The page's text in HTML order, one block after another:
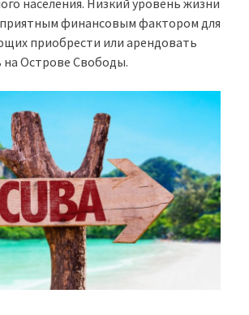
финансовым фактором для
приобрести или арендовать
Острове Свободы.